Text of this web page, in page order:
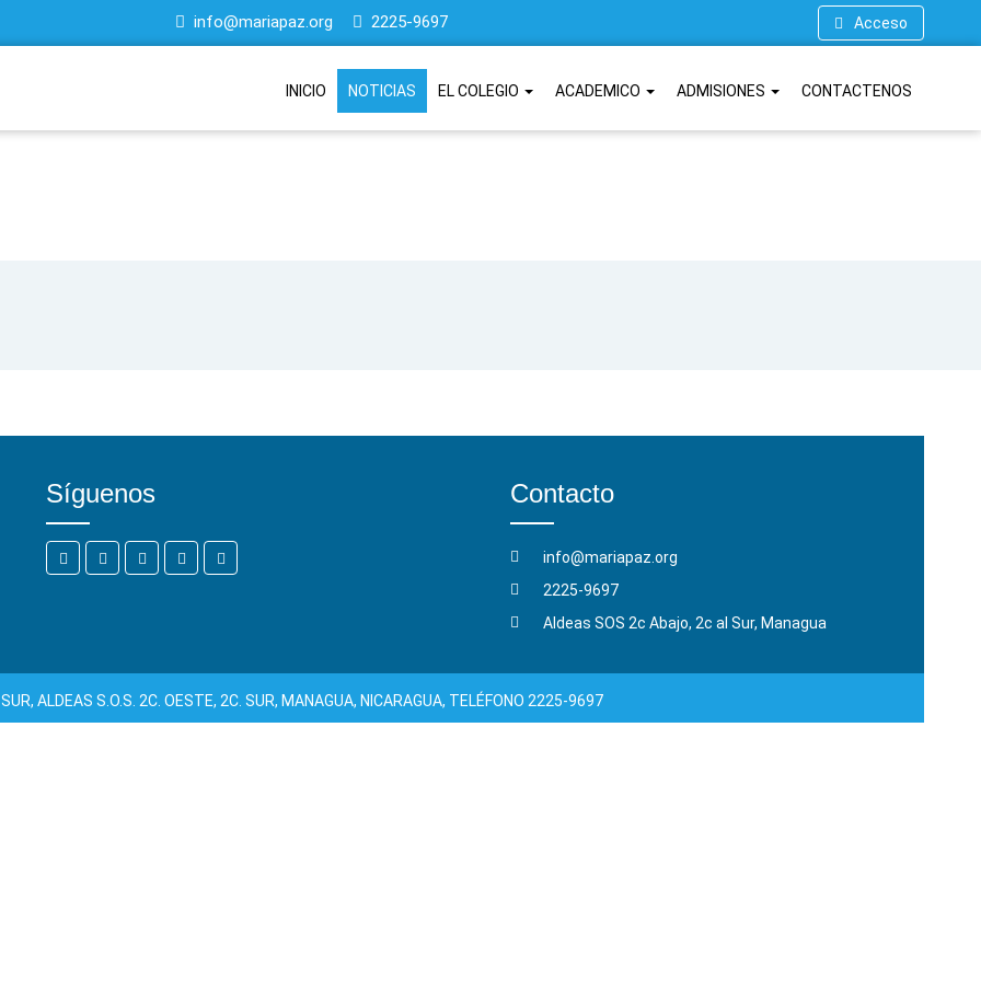
info@mariapaz.org 2225-9697 Acceso
INICIO NOTICIAS EL COLEGIO ACADEMICO ADMISIONES CONTACTENOS
Síguenos Contacto
info@mariapaz.org
2225-9697
Aldeas SOS 2c Abajo, 2c al Sur, Managua
ALDEAS S.O.S. 2C. OESTE, 2C. SUR, MANAGUA, NICARAGUA, TELÉFONO 2225-9697